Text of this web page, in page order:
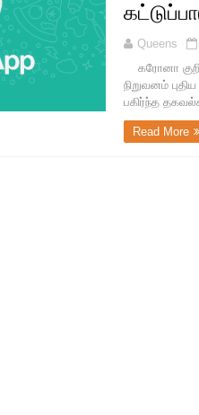
Queens
கரோனா
நிறுவனம்
பகிர்ந்த
Read More